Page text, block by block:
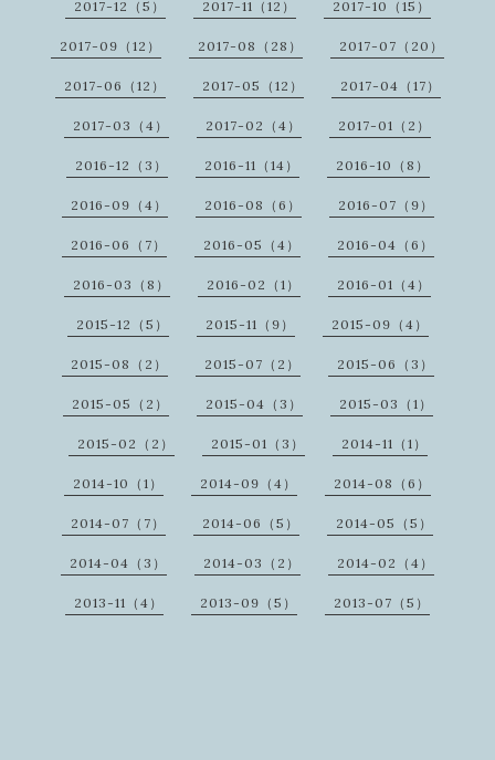
2017-12（5） 2017-11（12） 2017-10（15）
2017-09（12） 2017-08（28） 2017-07（20）
2017-06（12） 2017-05（12） 2017-04（17）
2017-03（4） 2017-02（4） 2017-01（2）
2016-12（3） 2016-11（14） 2016-10（8）
2016-09（4） 2016-08（6） 2016-07（9）
2016-06（7） 2016-05（4） 2016-04（6）
2016-03（8） 2016-02（1） 2016-01（4）
2015-12（5） 2015-11（9） 2015-09（4）
2015-08（2） 2015-07（2） 2015-06（3）
2015-05（2） 2015-04（3） 2015-03（1）
2015-02（2） 2015-01（3） 2014-11（1）
2014-10（1） 2014-09（4） 2014-08（6）
2014-07（7） 2014-06（5） 2014-05（5）
2014-04（3） 2014-03（2） 2014-02（4）
2013-11（4） 2013-09（5） 2013-07（5）